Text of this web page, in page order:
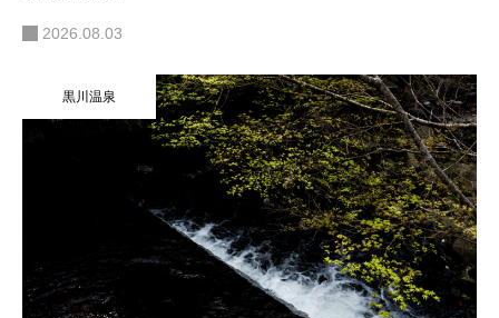
2026.08.03
黒川温泉